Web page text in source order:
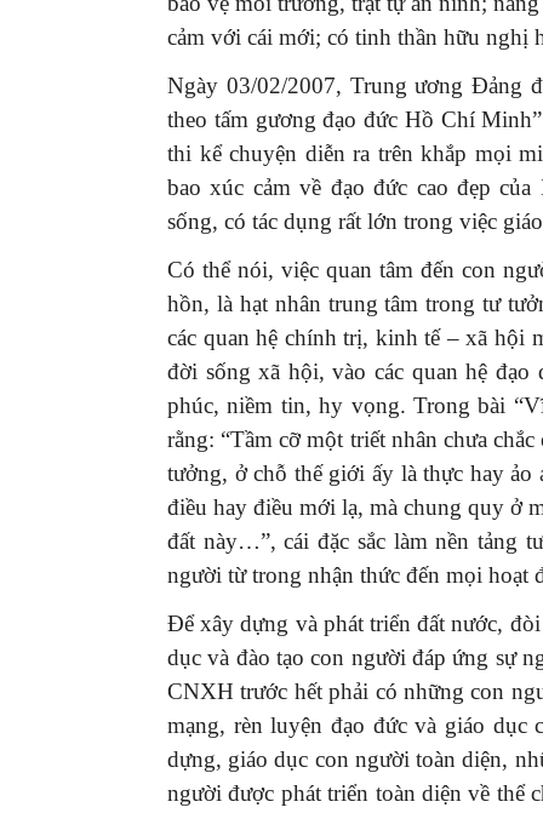
cảm với cái mới; có tinh thần hữu nghị
Ngày 03/02/2007, Trung ương Đảng
theo tấm gương đạo đức Hồ Chí
thi kể chuyện diễn ra trên khắp mọi
bao xúc cảm về đạo đức cao đẹp
sống, có tác dụng rất lớn trong việc
Có thể nói, việc quan tâm đến con
hồn, là hạt nhân trung tâm trong tư
các quan hệ chính trị, kinh tế – xã hội
đời sống xã hội, vào các quan hệ
phúc, niềm tin, hy vọng. Trong bài
rằng: “Tầm cỡ một triết nhân chưa
tưởng, ở chỗ thế giới ấy là thực hay
điều hay điều mới lạ, mà chung quy ở
đất này…”, cái đặc sắc làm nền tảng
người từ trong nhận thức đến mọi hoạt
Để xây dựng và phát triển đất nước,
dục và đào tạo con người đáp ứng sự
CNXH trước hết phải có những con
mạng, rèn luyện đạo đức và giáo
dựng, giáo dục con người toàn diện,
người được phát triển toàn diện về thể